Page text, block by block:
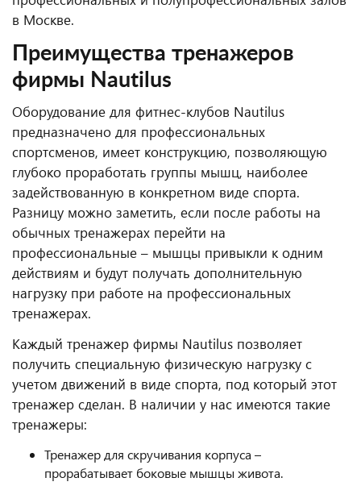
в Москве.
Преимущества тренажеров
фирмы Nautilus
Оборудование для фитнес-клубов Nautilus
предназначено для профессиональных
спортсменов, имеет конструкцию, позволяющую
глубоко проработать группы мышц, наиболее
задействованную в конкретном виде спорта.
Разницу можно заметить, если после работы на
обычных тренажерах перейти на
профессиональные – мышцы привыкли к одним
действиям и будут получать дополнительную
нагрузку при работе на профессиональных
тренажерах.
Каждый тренажер фирмы Nautilus позволяет
получить специальную физическую нагрузку с
учетом движений в виде спорта, под который этот
тренажер сделан. В наличии у нас имеются такие
тренажеры:
Тренажер для скручивания корпуса –
прорабатывает боковые мышцы живота.